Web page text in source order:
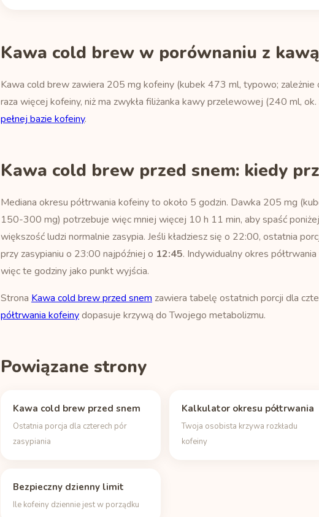
Kawa cold brew w porównaniu z kawą
Kawa cold brew zawiera 205 mg kofeiny (kubek 473 ml, typowo;
raza więcej kofeiny, niż ma zwykła filiżanka kawy przelewowej (240 ml,
pełnej bazie kofeiny.
Kawa cold brew przed snem: kiedy
Mediana okresu półtrwania kofeiny to około 5 godzin. Dawka 205 mg
150-300 mg) potrzebuje więc mniej więcej 10 h 11 min, aby spaść
większość ludzi normalnie zasypia. Jeśli kładziesz się o 22:00, ostatnia
przy zasypianiu o 23:00 najpóźniej o 12:45. Indywidualny okres
więc te godziny jako punkt wyjścia.
Strona Kawa cold brew przed snem zawiera tabelę ostatnich porcji dla
półtrwania kofeinydopasuje krzywą do Twojego metabolizmu.
Powiązane strony
Kawa cold brew przed snem
Ostatnia porcja dla czterech pór
zasypiania
Kalkulator okresu półtrwania
Twoja osobista krzywa rozkładu
kofeiny
Bezpieczny dzienny limit
Ile kofeiny dziennie jest w porządku